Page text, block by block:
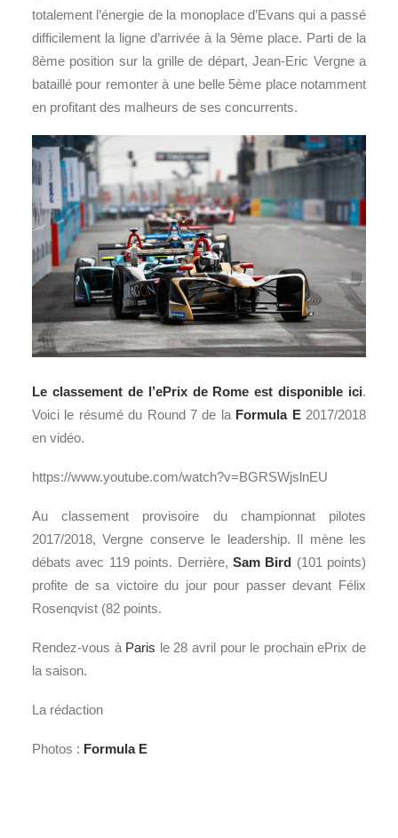
totalement l’énergie de la monoplace d’Evans qui a passé
difficilement la ligne d’arrivée à la 9ème place. Parti de la
8ème position sur la grille de départ, Jean-Eric Vergne a
bataillé pour remonter à une belle 5ème place notamment
en profitant des malheurs de ses concurrents.
Le classement de l’ePrix de Rome est disponible ici.
Voici le résumé du Round 7 de la Formula E2017/2018
en vidéo.
https://www.youtube.com/watch?v=BGRSWjslnEU
Au classement provisoire du championnat pilotes
2017/2018, Vergne conserve le leadership. Il mène les
débats avec 119 points. Derrière, Sam Bird (101 points)
profite de sa victoire du jour pour passer devant Félix
Rosenqvist (82 points.
Rendez-vous à Paris le 28 avril pour le prochain ePrix de
la saison.
La rédaction
Photos : Formula E